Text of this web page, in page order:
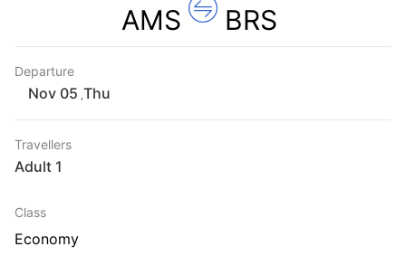
BRS
AMS
Departure
Thu
Travellers
1 Adult
Class
Economy